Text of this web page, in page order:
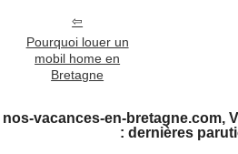
Pourquoi louer un
mobil home en
Bretagne
nos-vacances-en-bretagne.com,
: dernières